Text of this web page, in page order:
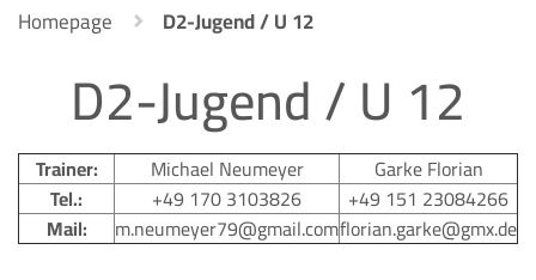
Homepage D2-Jugend / U 12
D2-Jugend / U 12
Trainer: Michael Neumeyer
Garke Florian
Tel.:
+49 170 3103826
+49 151 23084266
Mail:
m.neumeyer79@gmail.comflorian.garke@gmx.de